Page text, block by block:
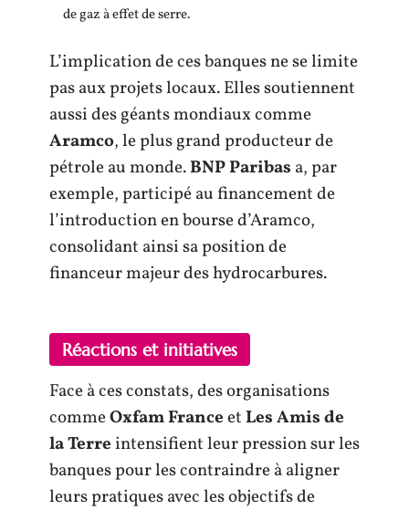
de gaz à effet de serre.
L’implication de ces banques ne se limite
pas aux projets locaux. Elles soutiennent
aussi des géants mondiaux comme
Aramco, le plus grand producteur de
pétrole au monde.BNP Paribas a, par
exemple, participé au financement de
l’introduction en bourse d’Aramco,
consolidant ainsi sa position de
financeur majeur des hydrocarbures.
Réactions et initiatives
Face à ces constats, des organisations
commeOxfam FranceetLes Amis de
la Terreintensifient leur pression sur les
banques pour les contraindre à aligner
leurs pratiques avec les objectifs de